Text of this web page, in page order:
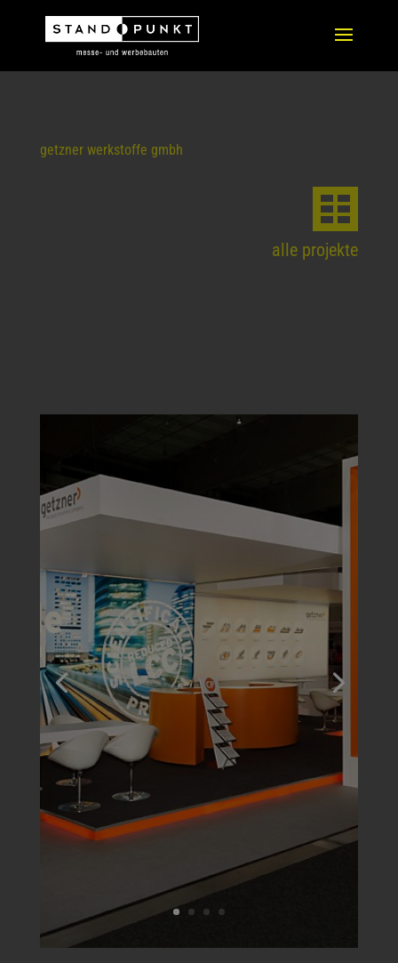
getzner werkstoffe gmbh
alle projekte